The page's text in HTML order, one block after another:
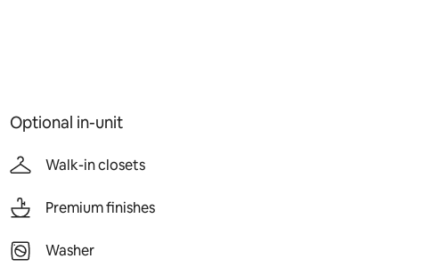
Optional in-unit
Walk-in closets
Premium finishes
Washer